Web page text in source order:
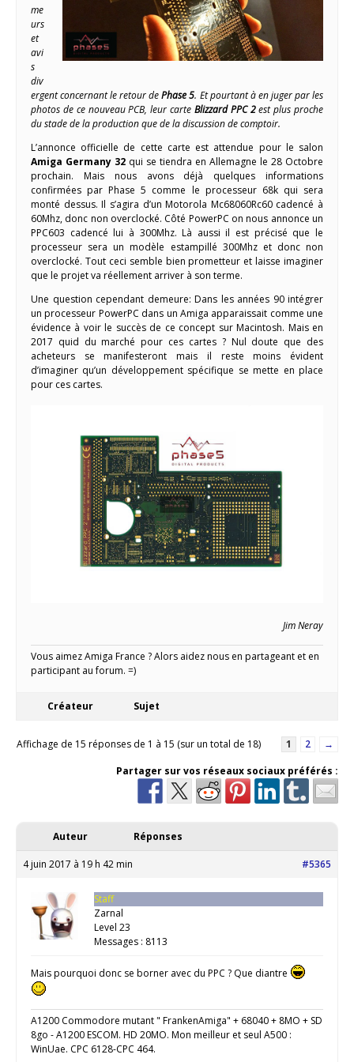
me
urs
et
avi
s
div
ergent concernant le retour dePhase 5. Et pourtant à en juger par les
photos de ce nouveau PCB, leur carte Blizzard PPC 2est plus proche
du stade de la production que de la discussion de comptoir.
L’annonce officielle de cette carte est attendue pour le salon
Amiga Germany 32 qui se tiendra en Allemagne le 28 Octobre
prochain. Mais nous avons déjà quelques informations
confirmées par Phase 5 comme le processeur 68k qui sera
monté dessus. Il s’agira d’un Motorola Mc68060Rc60 cadencé à
60Mhz, donc non overclocké. Côté PowerPC on nous annonce un
PPC603 cadencé lui à 300Mhz. Là aussi il est précisé que le
processeur sera un modèle estampillé 300Mhz et donc non
overclocké. Tout ceci semble bien prometteur et laisse imaginer
que le projet va réellement arriver à son terme.
Une question cependant demeure: Dans les années 90 intégrer
un processeur PowerPC dans un Amiga apparaissait comme une
évidence à voir le succès de ce concept sur Macintosh. Mais en
2017 quid du marché pour ces cartes ? Nul doute que des
acheteurs se manifesteront mais il reste moins évident
d’imaginer qu’un développement spécifique se mette en place
pour ces cartes.
Jim Neray
Vous aimez Amiga France ? Alors aidez nous en partageant et en
participant au forum. =)
Créateur Sujet
Affichage de 15 réponses de 1 à 15 (sur un total de 18) 1 2
→
Partager sur vos réseaux sociaux préférés :
Auteur Réponses
4 juin 2017 à 19 h 42 min #5365
Staff
Zarnal
Level 23
Messages : 8113
Mais pourquoi donc se borner avec du PPC ? Que diantre
A1200 Commodore mutant " FrankenAmiga" + 68040 + 8MO + SD
8go - A1200 ESCOM. HD 20MO. Mon meilleur et seul A500 :
WinUae. CPC 6128-CPC 464.